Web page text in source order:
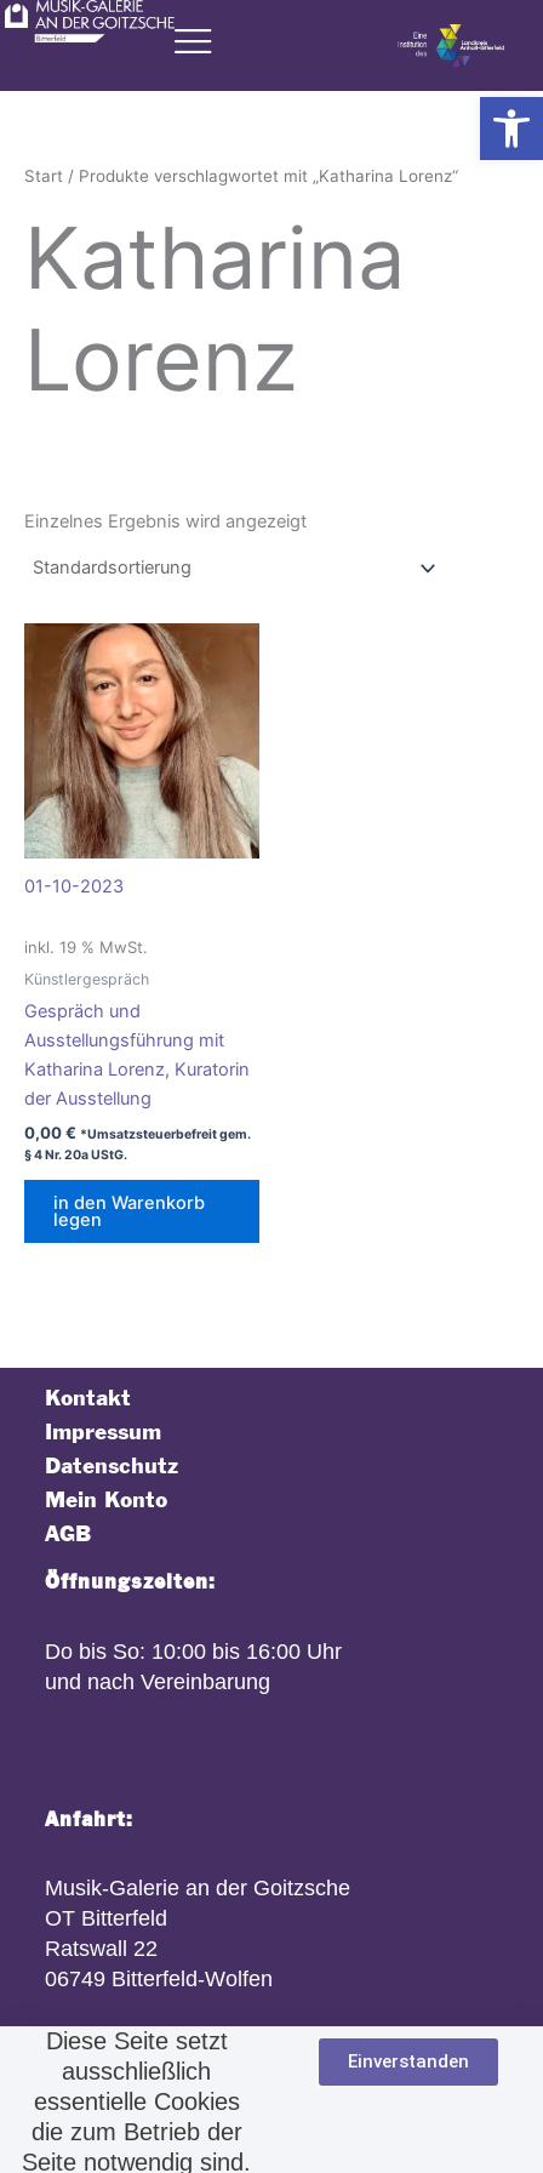
Zum
Inhalt
Start / Produkte verschlagwortet mit „Katharina Lorenz“
Katharina
Lorenz
Einzelnes Ergebnis wird angezeigt
01-10-2023
inkl. 19 % MwSt.
Künstlergespräch
Gespräch und
Ausstellungsführung mit
Katharina Lorenz, Kuratorin
der Ausstellung
0,00€ *Umsatzsteuerbefreit gem.
§ 4 Nr. 20a UStG.
in den Warenkorb
legen
Kontakt
Impressum
Datenschutz
Mein Konto
AGB
Öffnungszeiten:
Do bis So: 10:00 bis 16:00 Uhr
und nach Vereinbarung
Anfahrt:
Musik-Galerie an der Goitzsche
OT Bitterfeld
Ratswall 22
06749 Bitterfeld-Wolfen
Diese Seite setzt
ausschließlich
essentielle Cookies
die zum Betrieb der
Seite notwendig sind.
Einverstanden